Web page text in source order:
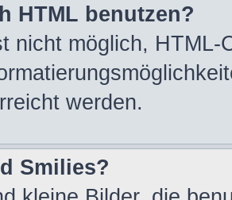
HTML benutzen?
nicht möglich,
werden.
Smilies?